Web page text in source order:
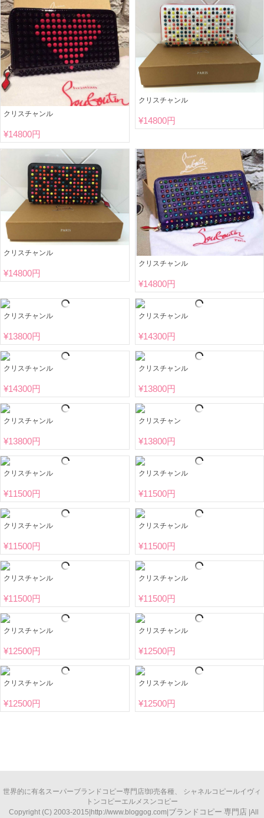
クリスチャンル
¥14800円
クリスチャンル
¥14800円
クリスチャンル
¥14800円
クリスチャンル
¥14800円
クリスチャンル
¥13800円
クリスチャンル
¥14300円
クリスチャンル
¥14300円
クリスチャンル
¥13800円
クリスチャンル
¥13800円
クリスチャン
¥13800円
クリスチャンル
¥11500円
クリスチャンル
¥11500円
クリスチャンル
¥11500円
クリスチャンル
¥11500円
クリスチャンル
¥11500円
クリスチャンル
¥11500円
クリスチャンル
¥12500円
クリスチャンル
¥12500円
クリスチャンル
¥12500円
クリスチャンル
¥12500円
世界的に有名 スーパーブランドコピー専門店!卸売各種、 シャネルコピー ルイヴィ
トンコピー エルメスンコピー
Copyright (C) 2003-2015|http://www.bloggog.com|ブランドコピー 専門店 |All